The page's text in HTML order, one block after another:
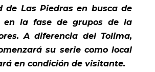
de Las Piedras en busca de
en la fase de grupos de la
A diferencia del Tolima,
su serie como local
en condición de visitante.